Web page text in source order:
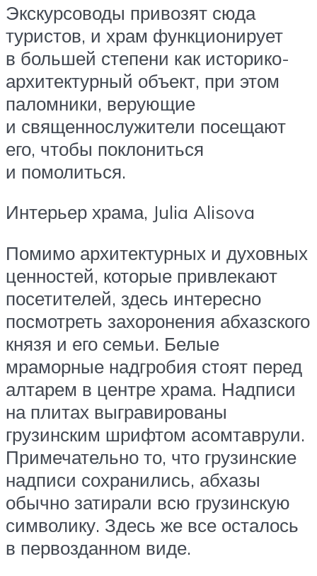
Экскурсоводы привозят сюда
туристов, и храм функционирует
в большей степени как историко-
архитектурный объект, при этом
паломники, верующие
и священнослужители посещают
его, чтобы поклониться
и помолиться.
Интерьер храма, Julia Alisova
Помимо архитектурных и духовных
ценностей, которые привлекают
посетителей, здесь интересно
посмотреть захоронения абхазского
князя и его семьи. Белые
мраморные надгробия стоят перед
алтарем в центре храма. Надписи
на плитах выгравированы
грузинским шрифтом асомтаврули.
Примечательно то, что грузинские
надписи сохранились, абхазы
обычно затирали всю грузинскую
символику. Здесь же все осталось
в первозданном виде.